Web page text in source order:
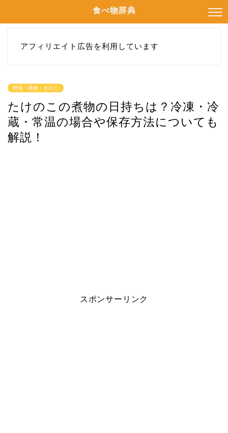
食べ物辞典
アフィリエイト広告を利用しています
野菜・果物・きのこ
たけのこの煮物の日持ちは？冷凍・冷
蔵・常温の場合や保存方法についても
解説！
スポンサーリンク